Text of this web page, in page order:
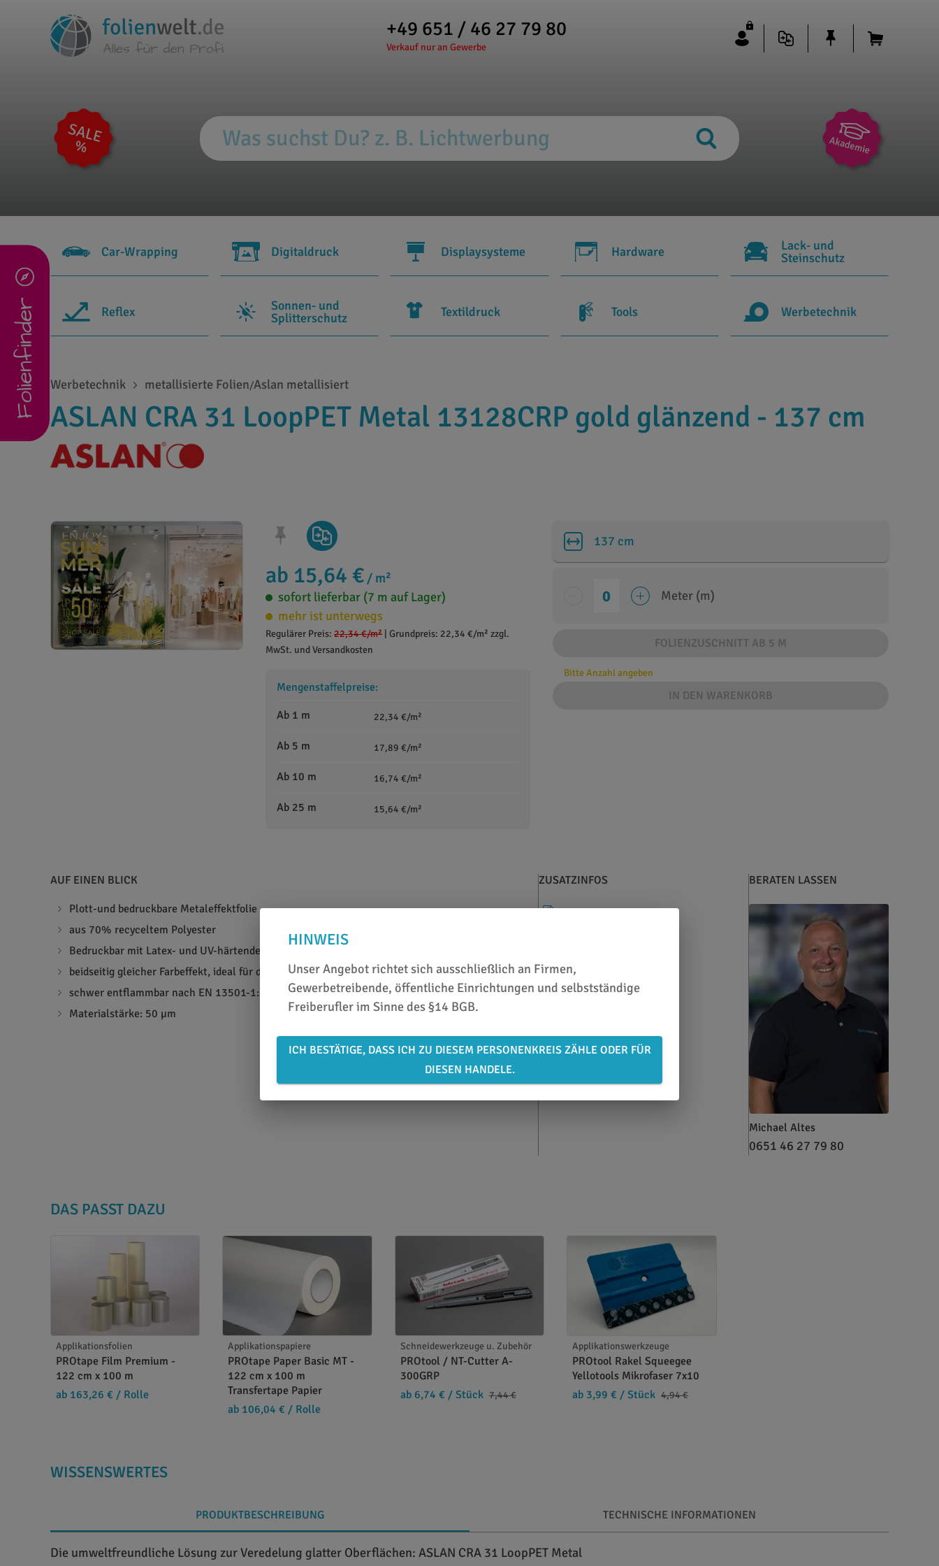
+49 651 / 46 27 79 80
Verkauf nur an Gewerbe
Car-Wrapping Digitaldruck Displaysysteme Hardware
Lack- und
Steinschutz
Reflex
Sonnen- und
Splitterschutz
Textildruck Tools Werbetechnik
Folienfinder Werbetechnik metallisierte Folien/Aslan metallisiert
ASLAN CRA 31 LoopPET Metal 13128CRP gold glänzend - 137 cm
ab 15,64 € / m²
sofort lieferbar (7 m auf Lager)
mehr ist unterwegs
Regulärer Preis: 22,34 €/m² Grundpreis: 22,34 €/m² zzgl.
MwSt. und Versandkosten
Mengenstaffelpreise:
Ab 1 m
22,34 €/m²
Ab 5 m 17,89 €/m²
Ab 10 m 16,74 €/m²
Ab 25 m 15,64 €/m²
137 cm
Meter (m)
FOLIENZUSCHNITT AB 5 M
Bitte Anzahl angeben
IN DEN WARENKORB
AUF EINEN BLICK
Plott-und bedruckbare Metaleffektfolie
aus 70% recyceltem Polyester
Bedruckbar mit Latex- und UV-härtenden Tinten
beidseitig gleicher Farbeffekt, ideal für die Gestaltung von Glas
schwer entflammbar nach EN 13501-1: B - s1, d0
Materialstärke: 50 µm
ZUSATZINFOS
DATENBLATT
BERATEN LASSEN
Michael Altes
0651 46 27 79 80
DAS PASST DAZU
Applikationsfolien
PROtape Film Premium -
122 cm x 100 m
ab 163,26 € / Rolle
Applikationspapiere
PROtape Paper Basic MT -
122 cm x 100 m
Transfertape Papier
ab 106,04 € / Rolle
Schneidewerkzeuge u. Zubehör
PROtool / NT-Cutter A-
300GRP
ab 6,74 € / Stück 7,44 €
Applikationswerkzeuge
PROtool Rakel Squeegee
Yellotools Mikrofaser 7x10
ab 3,99 € / Stück 4,94 €
WISSENSWERTES
PRODUKTBESCHREIBUNG TECHNISCHE INFORMATIONEN
Die umweltfreundliche Lösung zur Veredelung glatter Oberflächen: ASLAN CRA 31 LoopPET Metal
HINWEIS
Unser Angebot richtet sich ausschließlich an Firmen,
Gewerbetreibende, öffentliche Einrichtungen und selbstständige
Freiberufler im Sinne des §14 BGB.
ICH BESTÄTIGE, DASS ICH ZU DIESEM PERSONENKREIS ZÄHLE ODER FÜR
DIESEN HANDELE.